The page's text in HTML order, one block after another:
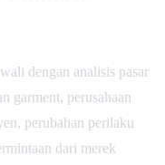
dengan analisis pasar
garment, perusahaan
perubahan perilaku
dari merek